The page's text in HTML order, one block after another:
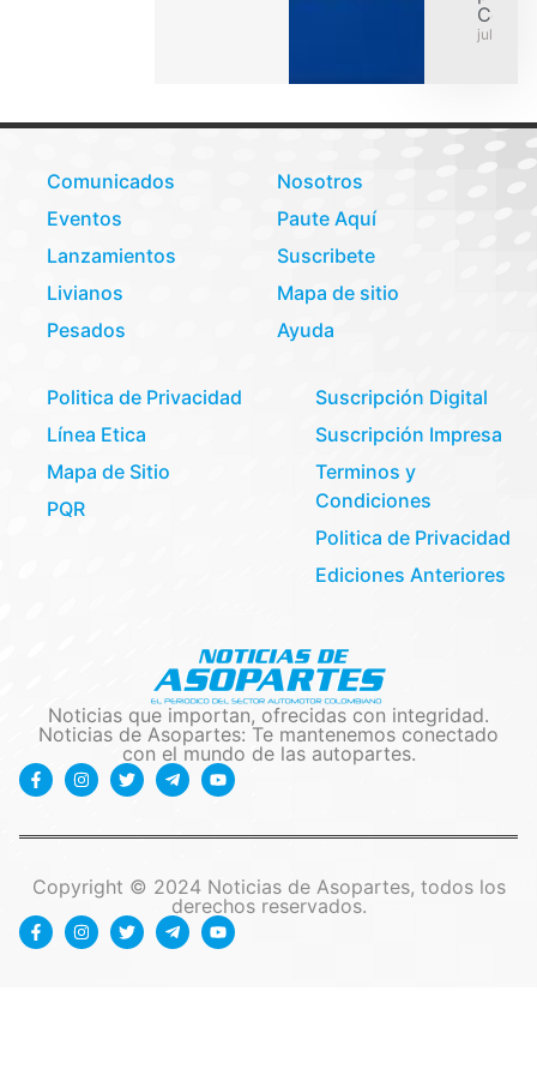
julio 31,
Comunicados
Eventos
Lanzamientos
Livianos
Pesados
Nosotros
Paute Aquí
Suscribete
Mapa de sitio
Ayuda
Politica de Privacidad
Línea Etica
Mapa de Sitio
PQR
Suscripción Digital
Suscripción Impresa
Terminos y
Condiciones
Politica de Privacidad
Ediciones Anteriores
Noticias que importan, ofrecidas con integridad.
Noticias de Asopartes: Te mantenemos conectado
con el mundo de las autopartes.
Copyright © 2024 Noticias de Asopartes, todos los
derechos reservados.